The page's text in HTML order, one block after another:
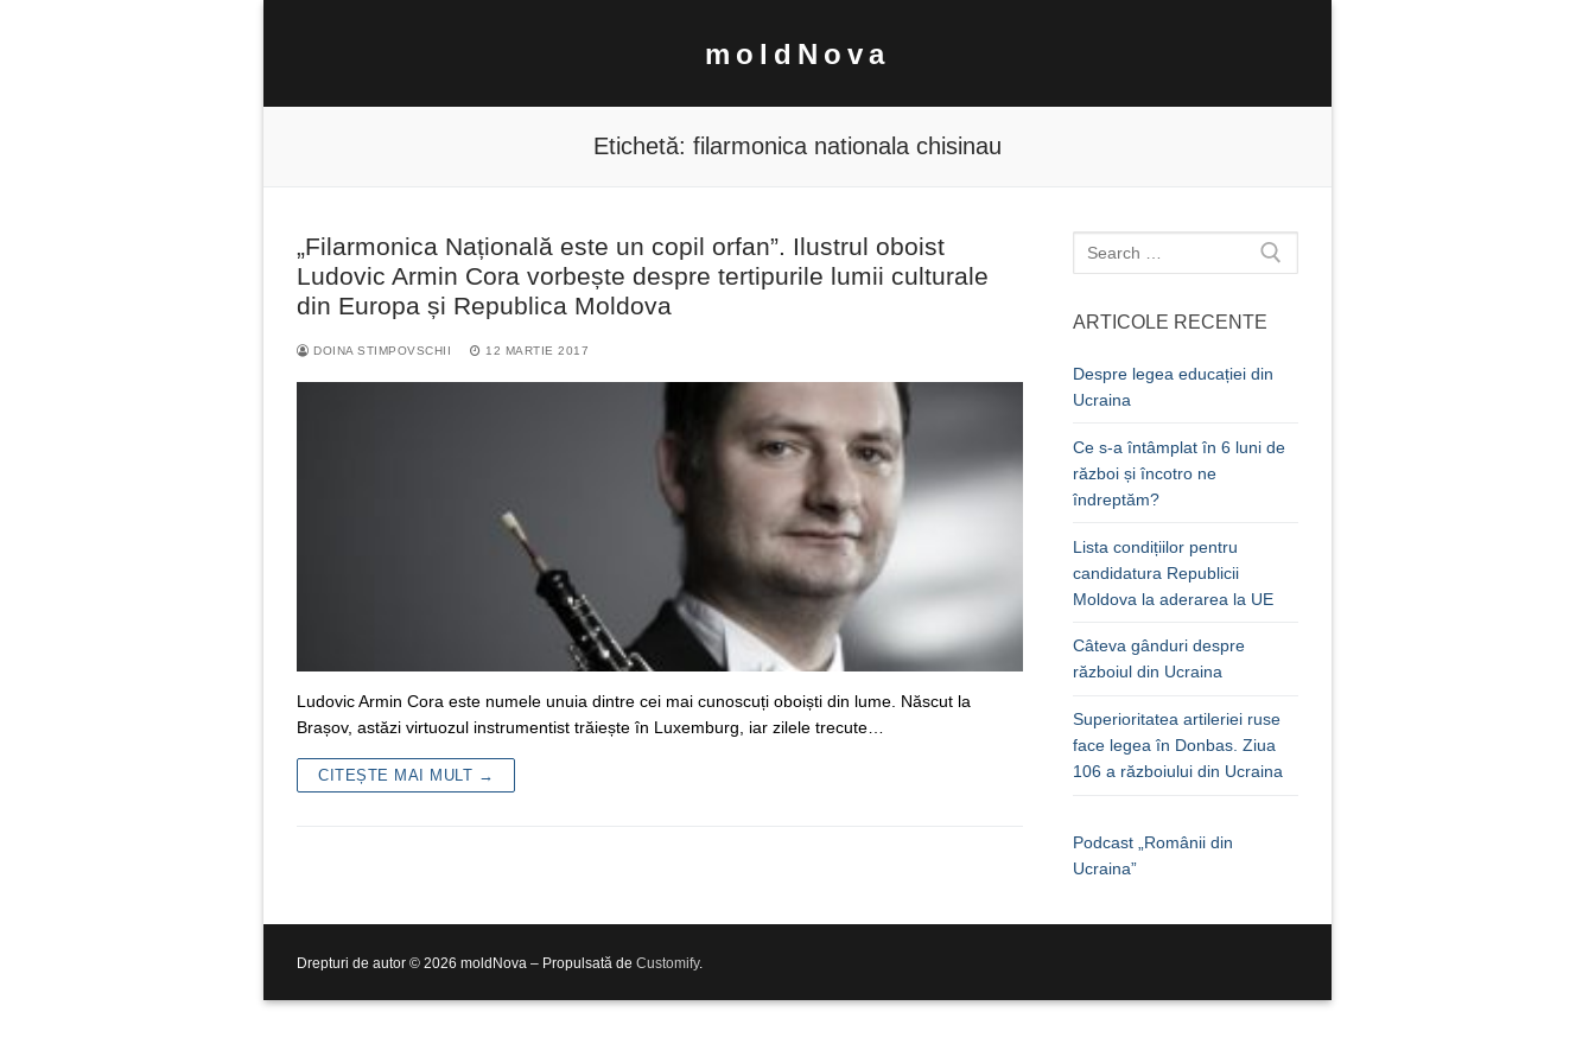
moldNova
Caută
după:
Etichetă: filarmonica nationala chisinau
„Filarmonica Națională este un copil orfan”. Ilustrul oboist
Ludovic Armin Cora vorbește despre tertipurile lumii culturale
din Europa și Republica Moldova
DOINA STIMPOVSCHII 12 MARTIE 2017
Ludovic Armin Cora este numele unuia dintre cei mai cunoscuți oboiști din lume. Născut la
Brașov, astăzi virtuozul instrumentist trăiește în Luxemburg, iar zilele trecute…
CITEȘTE MAI MULT →
Caută
după:
ARTICOLE RECENTE
Despre legea educației din
Ucraina
Ce s-a întâmplat în 6 luni de
război și încotro ne
îndreptăm?
Lista condițiilor pentru
candidatura Republicii
Moldova la aderarea la UE
Câteva gânduri despre
războiul din Ucraina
Superioritatea artileriei ruse
face legea în Donbas. Ziua
106 a războiului din Ucraina
Podcast „Românii din
Ucraina”
Drepturi de autor © 2026 moldNova – Propulsată de Customify.